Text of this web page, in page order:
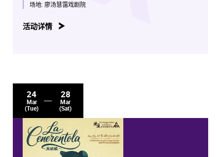
场地: 廖汤慧霭戏剧院
活动详情
24
Mar
(Tue)
28
Mar
(Sat)